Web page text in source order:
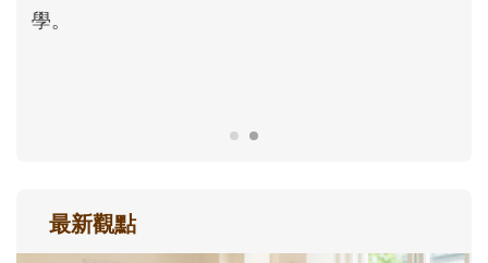
正嘗試用不同的模樣，參與孩子每個重要的
最新觀點